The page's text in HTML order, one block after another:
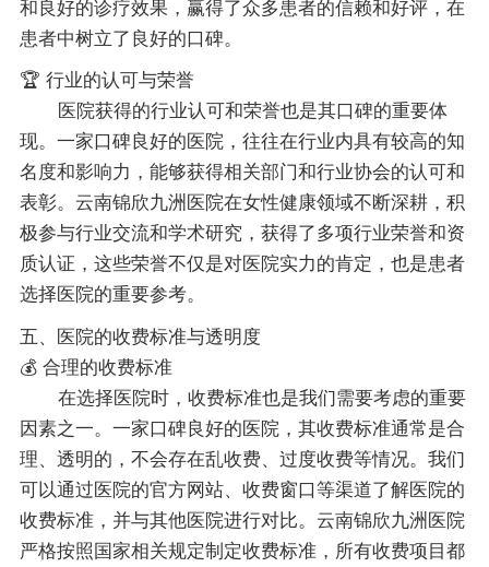
和良好的诊疗效果，赢得了众多患者的信赖和好评，在
患者中树立了良好的口碑。
🏆 行业的认可与荣誉
医院获得的行业认可和荣誉也是其口碑的重要体
现。一家口碑良好的医院，往往在行业内具有较高的知
名度和影响力，能够获得相关部门和行业协会的认可和
表彰。云南锦欣九洲医院在女性健康领域不断深耕，积
极参与行业交流和学术研究，获得了多项行业荣誉和资
质认证，这些荣誉不仅是对医院实力的肯定，也是患者
选择医院的重要参考。
五、医院的收费标准与透明度
💰 合理的收费标准
在选择医院时，收费标准也是我们需要考虑的重要
因素之一。一家口碑良好的医院，其收费标准通常是合
理、透明的，不会存在乱收费、过度收费等情况。我们
可以通过医院的官方网站、收费窗口等渠道了解医院的
收费标准，并与其他医院进行对比。云南锦欣九洲医院
严格按照国家相关规定制定收费标准，所有收费项目都